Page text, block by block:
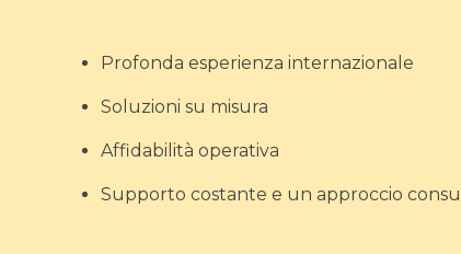
Profonda esperienza internazionale
Soluzioni su misura
Affidabilità operativa
Supporto costante e un approccio